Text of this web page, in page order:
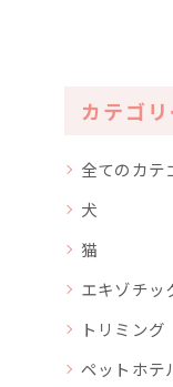
カテゴリ
全てのカテ
犬
猫
エキゾチッ
トリミング
ペットホテ